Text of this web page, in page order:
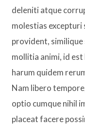
deleniti atque
molestias
provident,
mollitia animi, id
harum quidem
Nam libero
optio cumque nihil
placeat facere